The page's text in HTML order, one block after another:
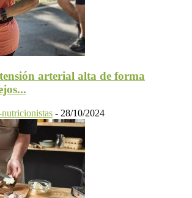
arterial alta de forma
- 28/10/2024